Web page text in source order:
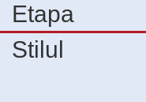
Etapa
Stilul